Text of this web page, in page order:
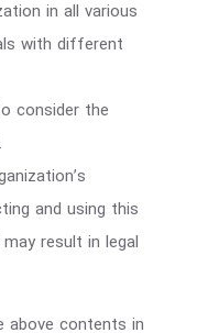
in all various
with different
consider the
and using this
result in legal
above contents in